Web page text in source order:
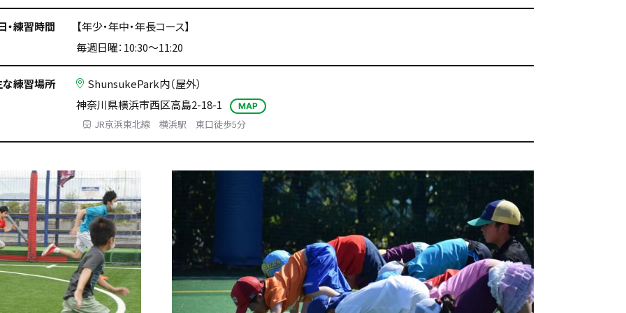
・練習時間
【年少・年中・年長コース】
毎週日曜：10:30〜11:20
な練習場所
ShunsukePark内（屋外）
神奈川県横浜市西区高島2-18-1
MAP
JR京浜東北線 横浜駅 東口徒歩5分